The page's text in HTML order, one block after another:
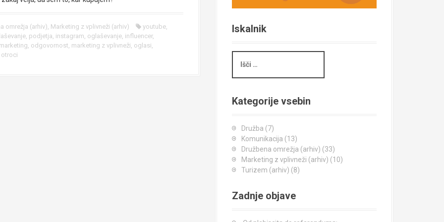
omrežja (arhiv), Marketing z vplivneži (arhiv) youtube,
, podjetja, instagram, oglaševanje, influencer,
, odgovornost, marketing z vplivneži, oglasi,
otroci
Iskalnik
č
Kategorije vsebin
Družba (7)
Komunikacija (13)
Družbena omrežja (arhiv) (33)
Marketing z vplivneži (arhiv) (10)
Turizem (arhiv) (8)
Zadnje objave